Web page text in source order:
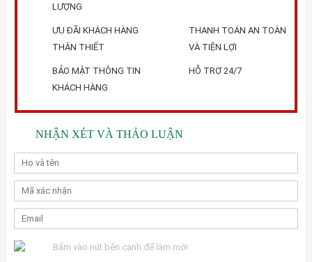
LƯỢNG
ƯU ĐÃI KHÁCH HÀNG
THÂN THIẾT
THANH TOÁN AN TOÀN
VÀ TIỆN LỢI
BẢO MẬT THÔNG TIN
KHÁCH HÀNG
HỖ TRỢ 24/7
NHẬN XÉT VÀ THẢO LUẬN
Bấm vào nút bên cạnh để làm mới